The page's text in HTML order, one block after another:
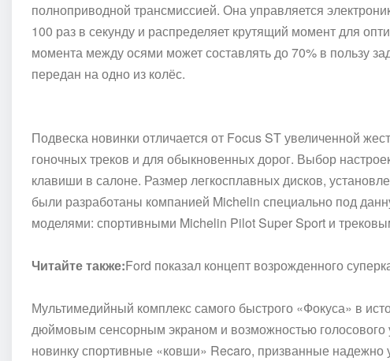
полноприводной трансмиссией. Она управляется
100 раз в секунду и распределяет крутящий момент для
момента между осями может составлять до 70% в пользу
передан на одно из колёс.
Подвеска новинки отличается от Focus STувеличенной
гоночных треков и для обыкновенных дорог. Выбор
клавиши в салоне. Размер легкосплавных дисков,
были разработаны компанией Michelin специально под
моделями: спортивными Michelin Pilot Super Sport и
Читайте также:Ford показал концепт возрожденного
Мультимедийный комплекс самого быстрого «Фокуса» в
дюймовым сенсорным экраном и возможностью
новинку спортивные «ковши» Recaro, призванные надежно